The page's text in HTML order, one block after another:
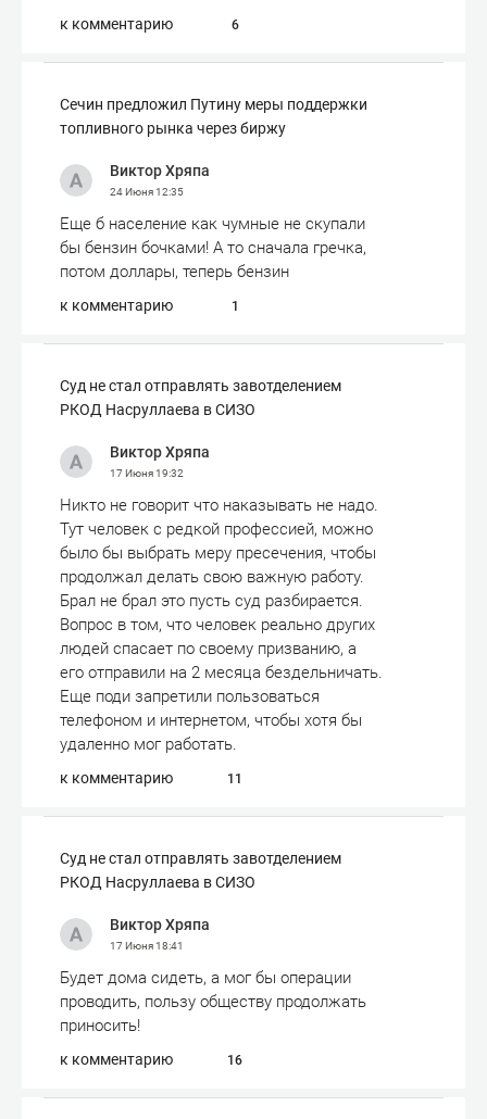
к комментарию 6
Сечин предложил Путину меры поддержки
топливного рынка через биржу
Виктор Хряпа
24 Июня12:35
Еще б население как чумные не скупали
бы бензин бочками! А то сначала гречка,
потом доллары, теперь бензин
к комментарию 1
Суд не стал отправлять завотделением
РКОД Насруллаева в СИЗО
Виктор Хряпа
17 Июня19:32
Никто не говорит что наказывать не надо.
Тут человек с редкой профессией, можно
было бы выбрать меру пресечения, чтобы
продолжал делать свою важную работу.
Брал не брал это пусть суд разбирается.
Вопрос в том, что человек реально других
людей спасает по своему призванию, а
его отправили на 2 месяца бездельничать.
Еще поди запретили пользоваться
телефоном и интернетом, чтобы хотя бы
удаленно мог работать.
к комментарию 11
Суд не стал отправлять завотделением
РКОД Насруллаева в СИЗО
Виктор Хряпа
17 Июня18:41
Будет дома сидеть, а мог бы операции
проводить, пользу обществу продолжать
приносить!
к комментарию 16